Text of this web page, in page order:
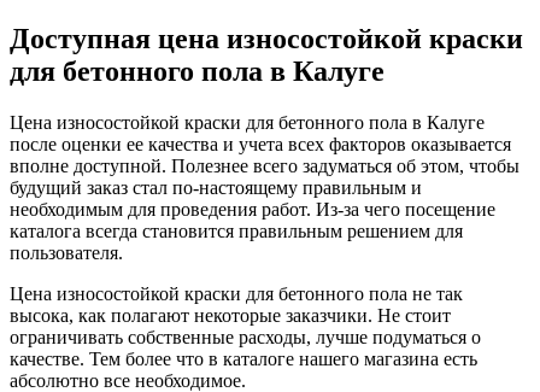
Доступная цена износостойкой краски
для бетонного пола в Калуге
Цена износостойкой краски для бетонного пола в Калуге
после оценки ее качества и учета всех факторов оказывается
вполне доступной. Полезнее всего задуматься об этом, чтобы
будущий заказ стал по-настоящему правильным и
необходимым для проведения работ. Из-за чего посещение
каталога всегда становится правильным решением для
пользователя.
Цена износостойкой краски для бетонного пола не так
высока, как полагают некоторые заказчики. Не стоит
ограничивать собственные расходы, лучше подуматься о
качестве. Тем более что в каталоге нашего магазина есть
абсолютно все необходимое.